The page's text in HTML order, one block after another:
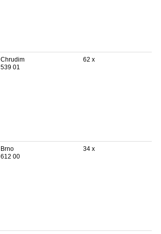
Chrudim
539 01
62 x
Brno
612 00
34 x